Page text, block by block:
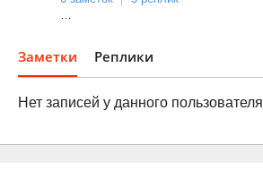
…
Заметки Реплики
Нет записей у данного пользователя